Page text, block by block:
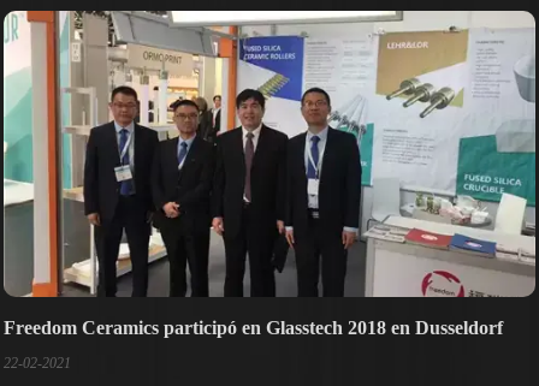
Freedom Ceramics participó en Glasstech 2018 en Dusseldorf
22-02-2021